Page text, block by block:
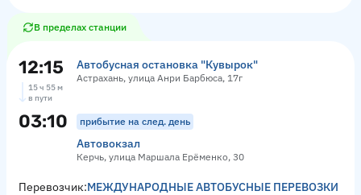
В пределах станции
12:15 Автобусная остановка "Кувырок"
Астрахань, улица Анри Барбюса, 17г
15 ч 55 м
в пути
03:10 прибытие на след. день
Автовокзал
Керчь, улица Маршала Ерёменко, 30
Перевозчик:МЕЖДУНАРОДНЫЕ АВТОБУСНЫЕ ПЕРЕВОЗКИ